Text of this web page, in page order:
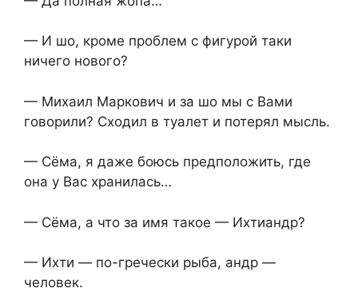
— И шо, кроме проблем с фигурой таки
ничего нового?
— Михаил Маркович и за шо мы с Вами
говорили? Сходил в туалет и потерял мысль.
— Сёма, я даже боюсь предположить, где
она у Вас хранилась…
— Сёма, а что за имя такое — Ихтиандр?
— Ихти — по-гречески рыба, андр —
человек.